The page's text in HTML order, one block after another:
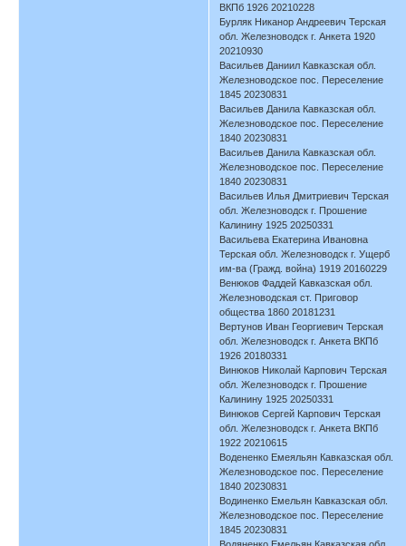
ВКПб 1926 20210228
Бурляк Никанор Андреевич Терская
обл. Железноводск г. Анкета 1920
20210930
Васильев Даниил Кавказская обл.
Железноводское пос. Переселение
1845 20230831
Васильев Данила Кавказская обл.
Железноводское пос. Переселение
1840 20230831
Васильев Данила Кавказская обл.
Железноводское пос. Переселение
1840 20230831
Васильев Илья Дмитриевич Терская
обл. Железноводск г. Прошение
Калинину 1925 20250331
Васильева Екатерина Ивановна
Терская обл. Железноводск г. Ущерб
им-ва (Гражд. война) 1919 20160229
Венюков Фаддей Кавказская обл.
Железноводская ст. Приговор
общества 1860 20181231
Вертунов Иван Георгиевич Терская
обл. Железноводск г. Анкета ВКПб
1926 20180331
Винюков Николай Карпович Терская
обл. Железноводск г. Прошение
Калинину 1925 20250331
Винюков Сергей Карпович Терская
обл. Железноводск г. Анкета ВКПб
1922 20210615
Водененко Емеяльян Кавказская обл.
Железноводское пос. Переселение
1840 20230831
Водиненко Емельян Кавказская обл.
Железноводское пос. Переселение
1845 20230831